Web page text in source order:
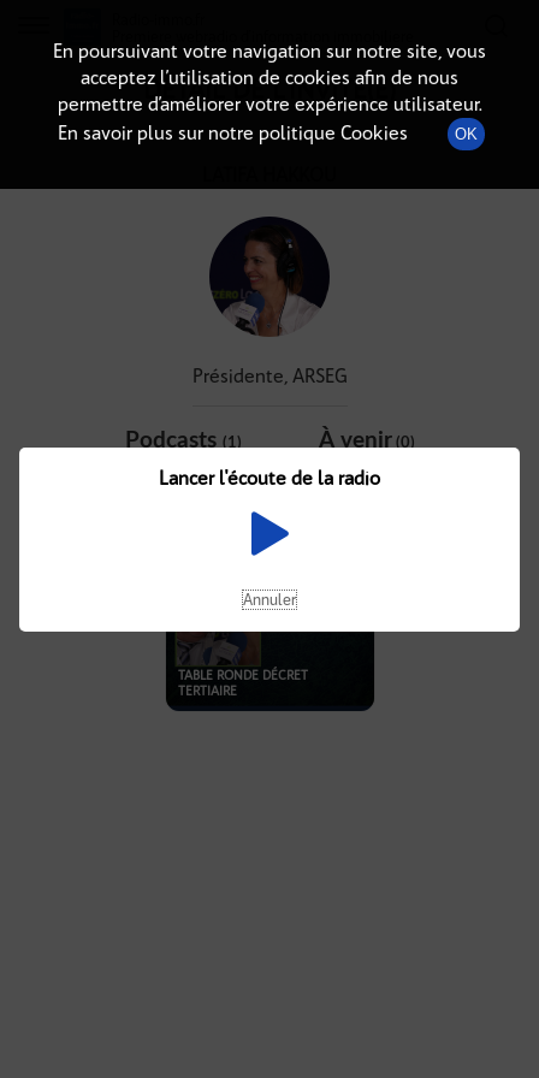
DÉTAIL DE L'INVITÉ(E)
Présidente, ARSEG
Podcasts (1) À venir(0)
TABLE RONDE DÉCRET
TERTIAIRE
En poursuivant votre navigation sur notre site, vous
acceptez l’utilisation de cookies afin de nous
permettre d’améliorer votre expérience utilisateur.
En savoir plus sur notre politique Cookies
OK
Lancer l'écoute de la radio
Annuler